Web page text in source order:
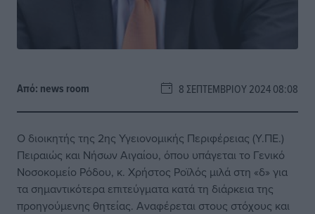
Από: news room 8 ΣΕΠΤΕΜΒΡΊΟΥ 2024 08:08
Ο διοικητής της 2ης Υγειονομικής Περιφέρειας (Υ.ΠΕ.)
Πειραιώς και Νήσων Αιγαίου, όπου υπάγεται το Γενικό
Νοσοκομείο Ρόδου, κ. Χρήστος Ροϊλός μιλά στη «δ» για
τα σημαντικότερα επιτεύγματα κατά τη διάρκεια της
προηγούμενης θητείας. Αναφέρεται στους στόχους και